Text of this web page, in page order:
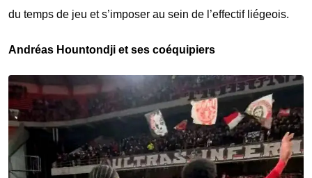
du temps de jeu et s’imposer au sein de l’effectif liégeois.
Andréas Hountondji et ses coéquipiers